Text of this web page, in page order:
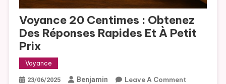
Voyance 20 Centimes : Obtenez
Des Réponses Rapides Et À Petit
Prix
Voyance
23/06/2025 Benjamin Leave A Comment